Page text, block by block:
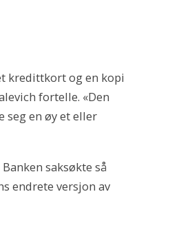
kredittkort og en kopi
fortelle. «Den
seg en øy et eller
saksøkte så
endrete versjon av